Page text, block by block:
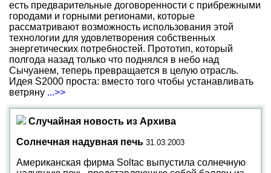
есть предварительные договоренности с прибрежными
городами и горными регионами, которые
рассматривают возможность использования этой
технологии для удовлетворения собственных
энергетических потребностей. Прототип, который
полгода назад только что поднялся в небо над
Сычуанем, теперь превращается в целую отрасль.
Идея S2000 проста: вместо того чтобы устанавливать
ветряну ...>>
Случайная новость из Архива
Солнечная надувная печь 31.03.2003
Американская фирма Soltac выпустила солнечную